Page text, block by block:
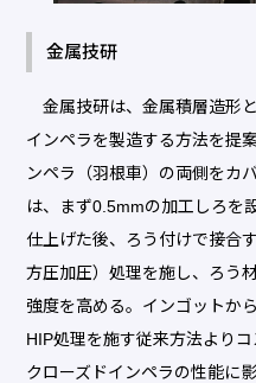
金属技研
金属技研は、金属積層造形
インペラを製造する方法を提
ンペラ（羽根車）の両側をカ
は、まず0.5mmの加工しろを
仕上げた後、ろう付けで接合
方圧加圧）処理を施し、ろう
強度を高める。インゴットか
HIP処理を施す従来方法より
クローズドインペラの性能に